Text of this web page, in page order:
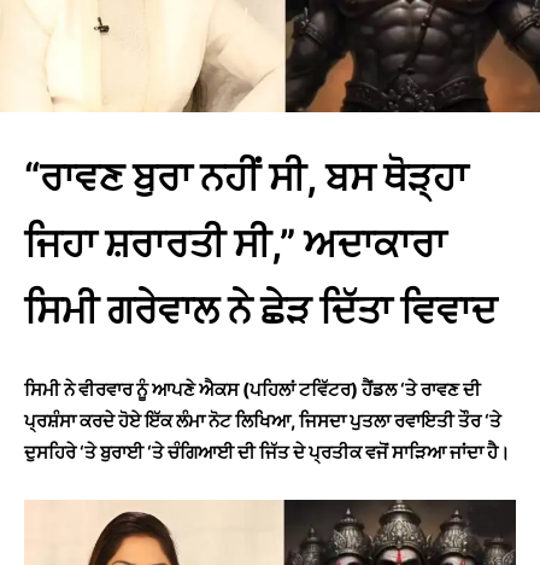
“ਰਾਵਣ ਬੁਰਾ ਨਹੀਂ ਸੀ, ਬਸ ਥੋੜ੍ਹਾ
ਜਿਹਾ ਸ਼ਰਾਰਤੀ ਸੀ,” ਅਦਾਕਾਰਾ
ਸਿਮੀ ਗਰੇਵਾਲ ਨੇ ਛੇੜ ਦਿੱਤਾ ਵਿਵਾਦ
ਸਿਮੀ ਨੇ ਵੀਰਵਾਰ ਨੂੰ ਆਪਣੇ ਐਕਸ (ਪਹਿਲਾਂ ਟਵਿੱਟਰ) ਹੈਂਡਲ ‘ਤੇ ਰਾਵਣ ਦੀ
ਪ੍ਰਸ਼ੰਸਾ ਕਰਦੇ ਹੋਏ ਇੱਕ ਲੰਮਾ ਨੋਟ ਲਿਖਿਆ, ਜਿਸਦਾ ਪੁਤਲਾ ਰਵਾਇਤੀ ਤੌਰ ‘ਤੇ
ਦੁਸਹਿਰੇ ‘ਤੇ ਬੁਰਾਈ ‘ਤੇ ਚੰਗਿਆਈ ਦੀ ਜਿੱਤ ਦੇ ਪ੍ਰਤੀਕ ਵਜੋਂ ਸਾੜਿਆ ਜਾਂਦਾ ਹੈ।